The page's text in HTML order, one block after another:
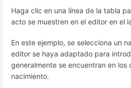
Haga clic en una línea de la tabla
acto se muestren en el editor en el
En este ejemplo, se selecciona un
editor se haya adaptado para
generalmente se encuentran en los
nacimiento.